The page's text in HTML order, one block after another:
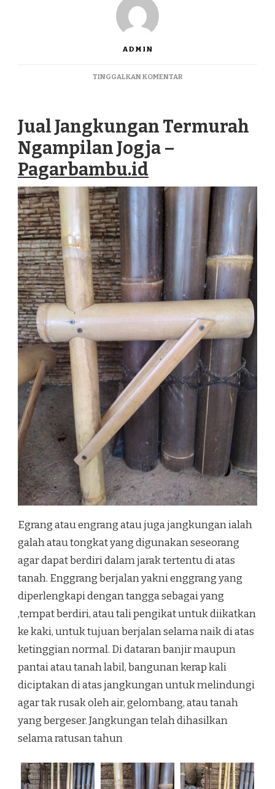
ADMIN
TINGGALKAN KOMENTARPADA
NGAMPILAN
JOGJA
Jual Jangkungan Termurah
Ngampilan Jogja –
Pagarbambu.id
Egrang atau engrang atau juga jangkungan ialah
galah atau tongkat yang digunakan seseorang
agar dapat berdiri dalam jarak tertentu di atas
tanah. Enggrang berjalan yakni enggrang yang
diperlengkapi dengan tangga sebagai yang
,tempat berdiri, atau tali pengikat untuk diikatkan
ke kaki, untuk tujuan berjalan selama naik di atas
ketinggian normal. Di dataran banjir maupun
pantai atau tanah labil, bangunan kerap kali
diciptakan di atas jangkungan untuk melindungi
agar tak rusak oleh air, gelombang, atau tanah
yang bergeser. Jangkungan telah dihasilkan
selama ratusan tahun